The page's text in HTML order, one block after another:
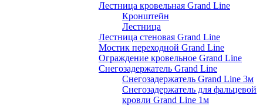
Лестница кровельная Grand Line
Кронштейн
Лестница
Лестница стеновая Grand Line
Мостик переходной Grand Line
Ограждение кровельное Grand Line
Снегозадержатель Grand Line
Снегозадержатель Grand Line 3м
Снегозадержатель для фальцевой
кровли Grand Line 1м